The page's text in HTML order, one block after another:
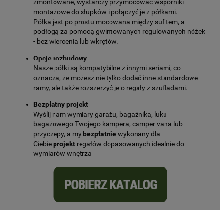
zmontowane, wystarczy przymocować wsporniki
montażowe do słupków i połączyć je z półkami.
Półka jest po prostu mocowana między sufitem, a
podłogą za pomocą gwintowanych regulowanych nóżek
- bez wiercenia lub wkrętów.
Opcje rozbudowy
Nasze półki są kompatybilne z innymi seriami, co
oznacza, że możesz nie tylko dodać inne standardowe
ramy, ale także rozszerzyć je o regały z szufladami.
Bezpłatny projekt
Wyślij nam wymiary garażu, bagażnika, luku
bagażowego Twojego kampera, camper vana lub
przyczepy, a my bezpłatnie wykonany dla
Ciebieprojekt regałów dopasowanych idealnie do
wymiarów wnętrza